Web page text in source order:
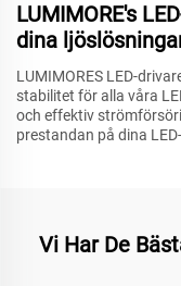
LUMIMORE's
dina
LUMIMORES LED-
stabilitet för alla våra
och effektiv
prestandan på dina
Vi Har De